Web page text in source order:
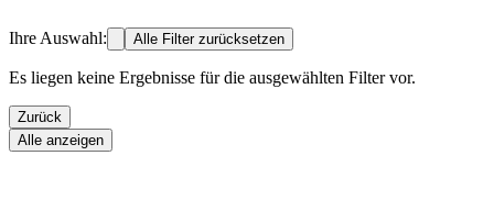
Ihre Auswahl: Alle Filter zurücksetzen
Es liegen keine Ergebnisse für die ausgewählten Filter vor.
Zurück
Alle anzeigen